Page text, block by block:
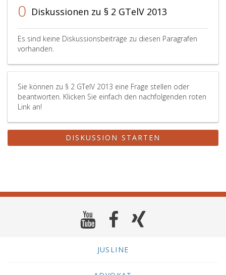
0 Diskussionen zu § 2 GTelV 2013
Es sind keine Diskussionsbeiträge zu diesen Paragrafen
vorhanden.
Sie können zu § 2 GTelV 2013 eine Frage stellen oder
beantworten. Klicken Sie einfach den nachfolgenden roten
Link an!
DISKUSSION STARTEN
JUSLINE